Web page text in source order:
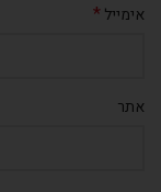
אימייל*
אתר